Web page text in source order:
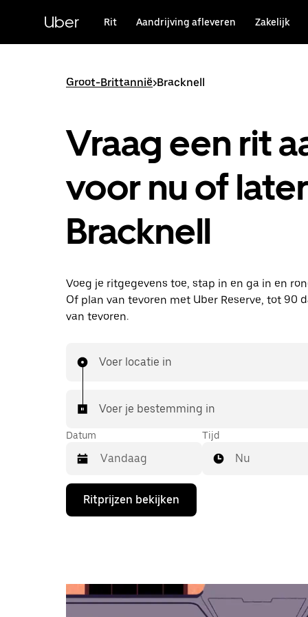
hoofdinhoudUber Rit Aandrijving afleveren Zakelijk
Groot-Brittannië>Bracknell
Vraag een rit
voor nu of
Bracknell
Voeg je ritgegevens toe, stap in en ga in en
Of plan van tevoren met Uber Reserve, tot 90
van tevoren.
Voer locatie in
Voer je bestemming in
Datum
Druk
de
te
openen
Tijd
Nu
Ritprijzen bekijken